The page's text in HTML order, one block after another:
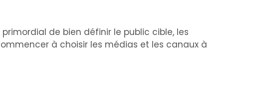
de bien définir le public cible, les
à choisir les médias et les canaux à